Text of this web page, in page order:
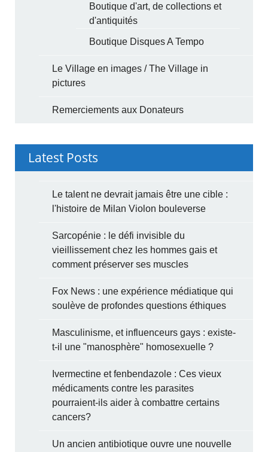
Boutique d'art, de collections et
d'antiquités
Boutique Disques A Tempo
Le Village en images / The Village in
pictures
Remerciements aux Donateurs
Latest Posts
Le talent ne devrait jamais être une cible :
l'histoire de Milan Violon bouleverse
Sarcopénie : le défi invisible du
vieillissement chez les hommes gais et
comment préserver ses muscles
Fox News : une expérience médiatique qui
soulève de profondes questions éthiques
Masculinisme, et influenceurs gays : existe-
t-il une "manosphère" homosexuelle ?
Ivermectine et fenbendazole : Ces vieux
médicaments contre les parasites
pourraient-ils aider à combattre certains
cancers?
Un ancien antibiotique ouvre une nouvelle